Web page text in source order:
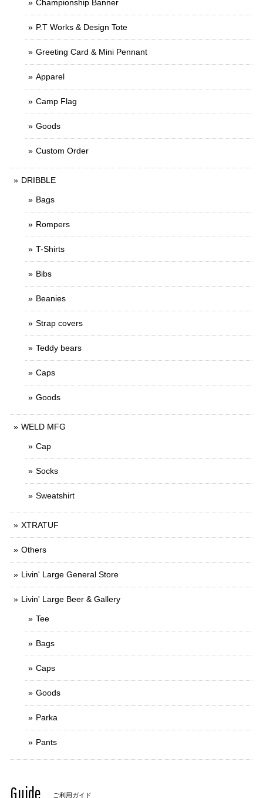
Championship Banner
P.T Works & Design Tote
Greeting Card & Mini Pennant
Apparel
Camp Flag
Goods
Custom Order
DRIBBLE
Bags
Rompers
T-Shirts
Bibs
Beanies
Strap covers
Teddy bears
Caps
Goods
WELD MFG
Cap
Socks
Sweatshirt
XTRATUF
Others
Livin' Large General Store
Livin' Large Beer & Gallery
Tee
Bags
Caps
Goods
Parka
Pants
Guide ご利用ガイド